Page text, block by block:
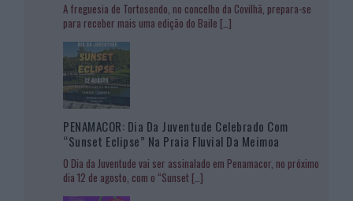
A freguesia de Tortosendo, no concelho da Covilhã, prepara-se
para receber mais uma edição do Baile […]
PENAMACOR: Dia Da Juventude Celebrado Com
“Sunset Eclipse” Na Praia Fluvial Da Meimoa
O Dia da Juventude vai ser assinalado em Penamacor, no próximo
dia 12 de agosto, com o “Sunset […]